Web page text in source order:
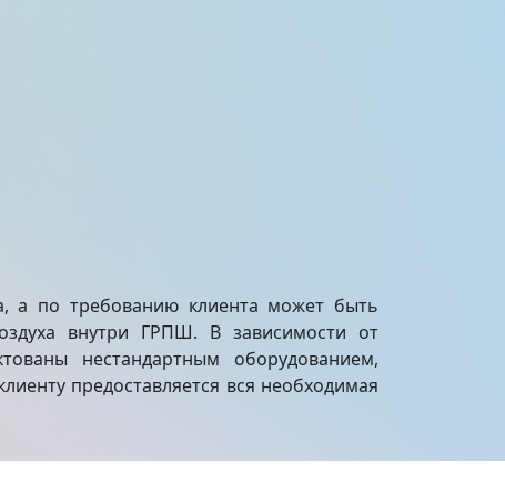
а по требованию клиента может быть
внутри ГРПШ. В зависимости от
нестандартным оборудованием,
предоставляется вся необходимая